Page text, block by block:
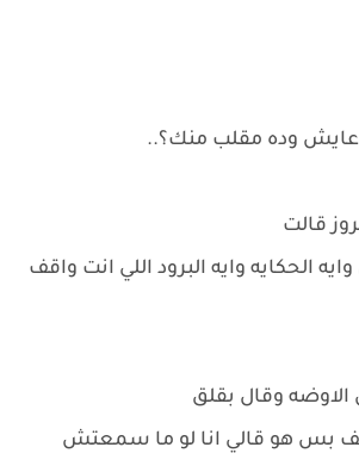
عايش وده مقلب منك؟..
قالت
الحكايه وايه البرود اللي انت واقف
وقال بقلق
اسف بس هو قالي انا لو ما سمعتش